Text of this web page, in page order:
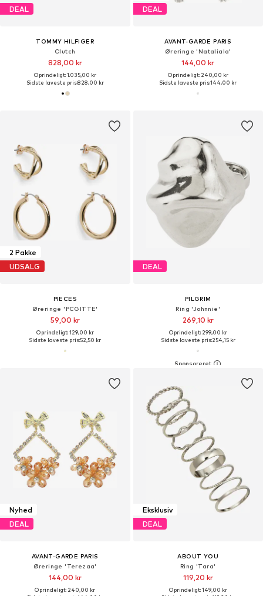
DEAL
TOMMY HILFIGER
Clutch
828,00 kr
Oprindeligt: 1.035,00 kr
Sidste laveste pris:828,00 kr
DEAL
AVANT-GARDE PARIS
Øreringe 'Nataliala'
144,00 kr
Oprindeligt: 240,00 kr
Sidste laveste pris:144,00 kr
2 Pakke
UDSALG
PIECES
Øreringe 'PCGITTE'
59,00 kr
Oprindeligt: 129,00 kr
Sidste laveste pris:52,50 kr
DEAL
PILGRIM
Ring 'Johnnie'
269,10 kr
Oprindeligt: 299,00 kr
Sidste laveste pris:254,15 kr
Nyhed
DEAL
AVANT-GARDE PARIS
Øreringe 'Terezaa'
144,00 kr
Oprindeligt: 240,00 kr
Eksklusiv
DEAL
ABOUT YOU
Ring 'Tara'
119,20 kr
Oprindeligt: 149,00 kr